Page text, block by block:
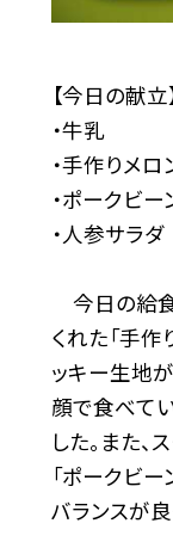
【今日の献立
・牛乳
・手作りメロ
・ポークビー
・人参サラダ
今日の給
くれた「手作
ッキー生地
顔で食べて
した。また、
「ポークビ
バランスが良